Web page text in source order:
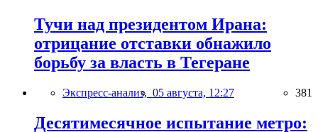
Тучи над президентом Ирана:
отрицание отставки обнажило
борьбу за власть в Тегеране
Экспресс-анализ, 05 августа, 12:27 381
Десятимесячное испытание метро: